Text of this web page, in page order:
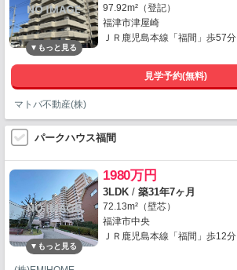
97.92m²（登記）
福津市津屋崎
ＪＲ鹿児島本線「福間」歩57分
見学予約(無料)
マトバ不動産(株)
パークハウス福間
1980万円
3LDK / 築31年7ヶ月
72.13m²（壁芯）
福津市中央
ＪＲ鹿児島本線「福間」歩12分